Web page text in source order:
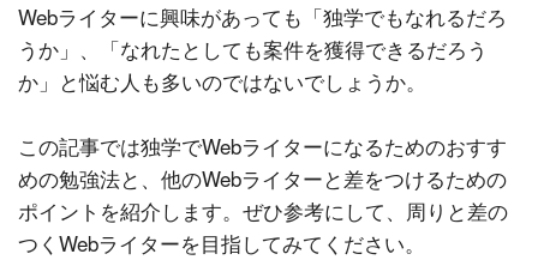
Webライターに興味があっても「独学でもなれるだろ
うか」、「なれたとしても案件を獲得できるだろう
か」と悩む人も多いのではないでしょうか。
この記事では独学でWebライターになるためのおすす
めの勉強法と、他のWebライターと差をつけるための
ポイントを紹介します。ぜひ参考にして、周りと差の
つくWebライターを目指してみてください。